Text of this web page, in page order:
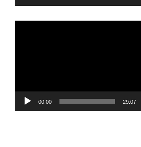
00:00 29:07